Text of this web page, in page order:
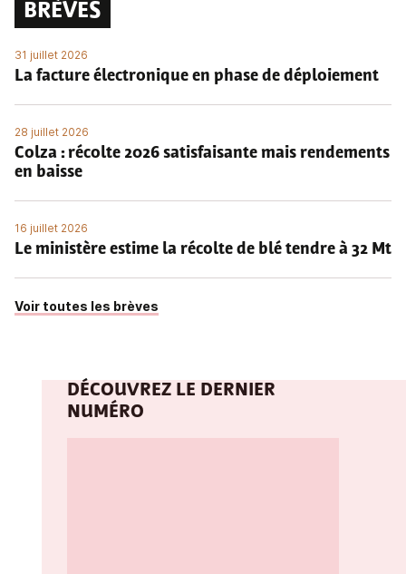
BRÈVES
31 juillet 2026
La facture électronique en phase de déploiement
28 juillet 2026
Colza : récolte 2026 satisfaisante mais rendements
en baisse
16 juillet 2026
Le ministère estime la récolte de blé tendre à 32 Mt
Voir toutes les brèves
DÉCOUVREZ LE DERNIER
NUMÉRO